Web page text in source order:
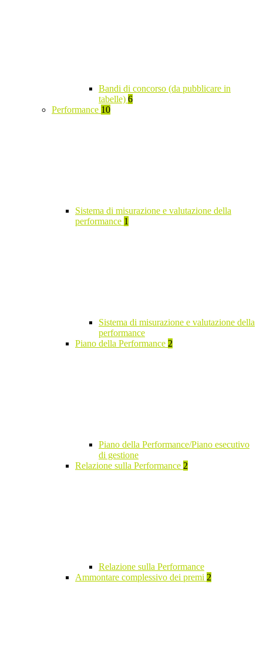
Bandi di concorso (da pubblicare in
tabelle) 6
Performance 10
Sistema di misurazione e valutazione della
performance 1
Sistema di misurazione e valutazione della
performance
Piano della Performance 2
Piano della Performance/Piano esecutivo
di gestione
Relazione sulla Performance 2
Relazione sulla Performance
Ammontare complessivo dei premi 2